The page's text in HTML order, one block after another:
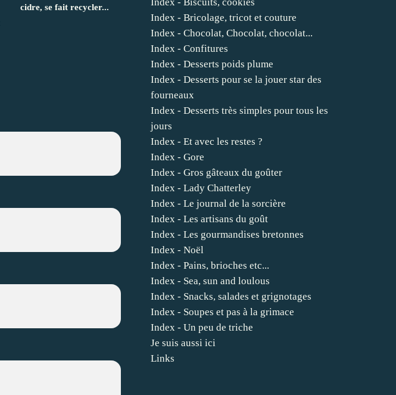
cidre, se fait recycler...
Index - Bricolage, tricot et couture
Index - Chocolat, Chocolat, chocolat...
Index - Confitures
Index - Desserts poids plume
Index - Desserts pour se la jouer star des
fourneaux
Index - Desserts très simples pour tous les
jours
Index - Et avec les restes ?
Index - Gore
Index - Gros gâteaux du goûter
Index - Lady Chatterley
Index - Le journal de la sorcière
Index - Les artisans du goût
Index - Les gourmandises bretonnes
Index - Noël
Index - Pains, brioches etc...
Index - Sea, sun and loulous
Index - Snacks, salades et grignotages
Index - Soupes et pas à la grimace
Index - Un peu de triche
Je suis aussi ici
Links